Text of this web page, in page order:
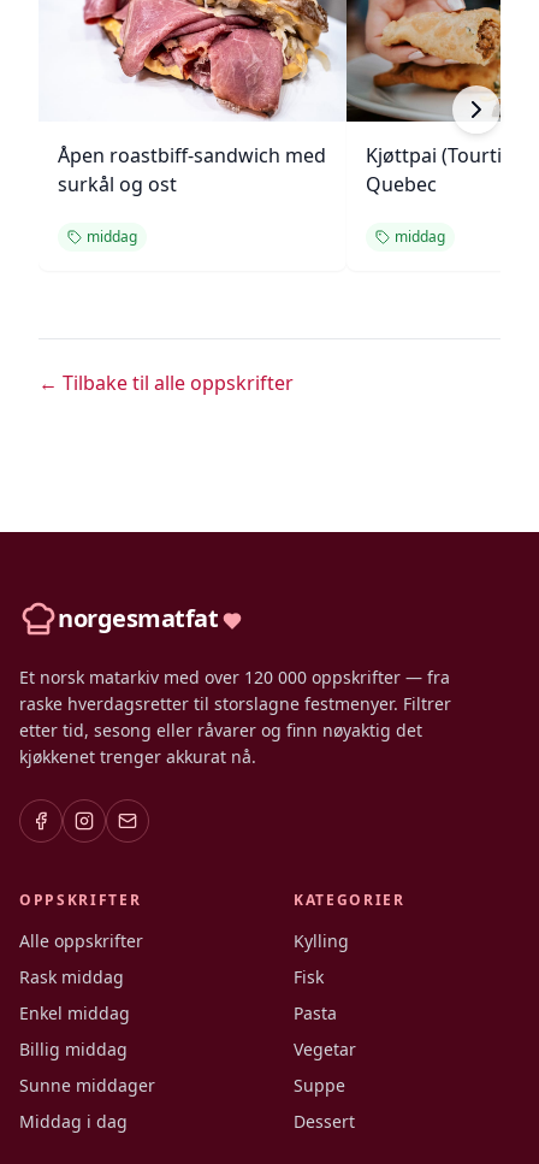
Åpen roastbiff-sandwich med
surkål og ost
middag
Kjøttpai
Quebec
middag
← Tilbake til alle oppskrifter
norgesmatfat
Et norsk matarkiv med over 120 000 oppskrifter — fra
raske hverdagsretter til storslagne festmenyer. Filtrer
etter tid, sesong eller råvarer og finn nøyaktig det
kjøkkenet trenger akkurat nå.
OPPSKRIFTER
Alle oppskrifter
Rask middag
Enkel middag
Billig middag
Sunne middager
Middag i dag
KATEGORIER
Kylling
Fisk
Pasta
Vegetar
Suppe
Dessert